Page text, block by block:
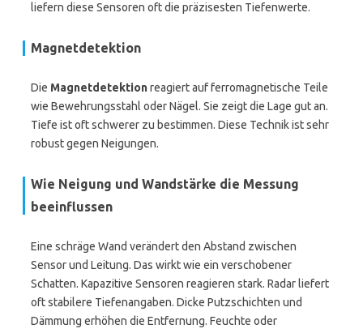
liefern diese Sensoren oft die präzisesten Tiefenwerte.
Magnetdetektion
Die Magnetdetektionreagiert auf ferromagnetische Teile
wie Bewehrungsstahl oder Nägel. Sie zeigt die Lage gut an.
Tiefe ist oft schwerer zu bestimmen. Diese Technik ist sehr
robust gegen Neigungen.
Wie Neigung und Wandstärke die Messung
beeinflussen
Eine schräge Wand verändert den Abstand zwischen
Sensor und Leitung. Das wirkt wie ein verschobener
Schatten. Kapazitive Sensoren reagieren stark. Radar liefert
oft stabilere Tiefenangaben. Dicke Putzschichten und
Dämmung erhöhen die Entfernung. Feuchte oder